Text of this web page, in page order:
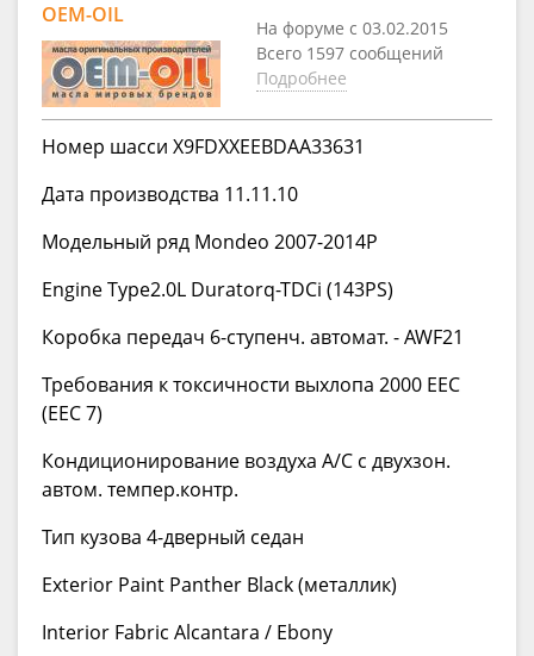
OEM-OIL
На форуме с 03.02.2015
Всего 1597 сообщений
Подробнее
Номер шасси X9FDXXEEBDAA33631
Дата производства 11.11.10
Модельный ряд Mondeo 2007-2014P
Engine Type2.0L Duratorq-TDCi (143PS)
Коробка передач 6-ступенч. автомат. - AWF21
Требования к токсичности выхлопа 2000 EEC
(EEC 7)
Кондиционирование воздуха А/С с двухзон.
автом. темпер.контр.
Тип кузова 4-дверный седан
Exterior Paint Panther Black (металлик)
Interior Fabric Alcantara / Ebony